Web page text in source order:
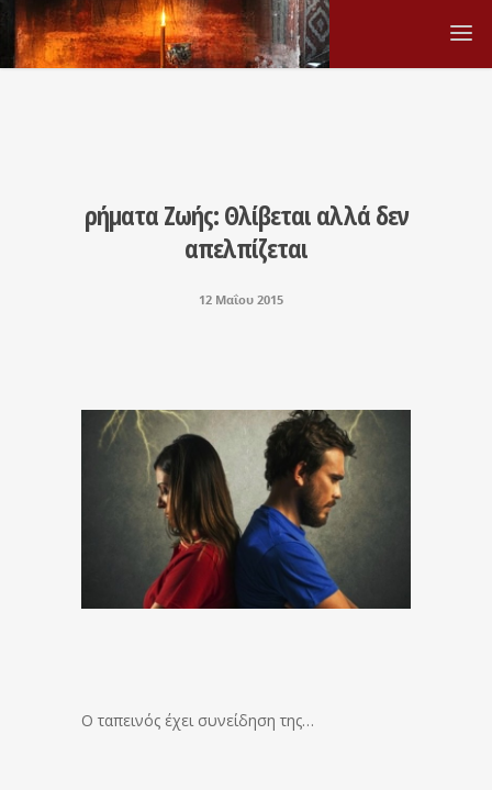
ρήματα Ζωής: Θλίβεται αλλά δεν
απελπίζεται
12 Μαΐου 2015
Ο ταπεινός έχει συνείδηση της…